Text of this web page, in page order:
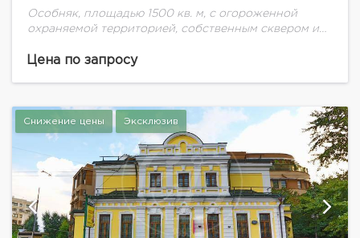
Особняк, площадью 1500 кв. м, с огороженной
охраняемой территорией, собственным сквером и
престижной локации Москвы. Полностью
Цена по запросу
Снижение цены Эксклюзив